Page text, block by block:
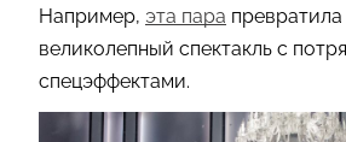
Например, эта пара
великолепный спектакль с
спецэффектами.